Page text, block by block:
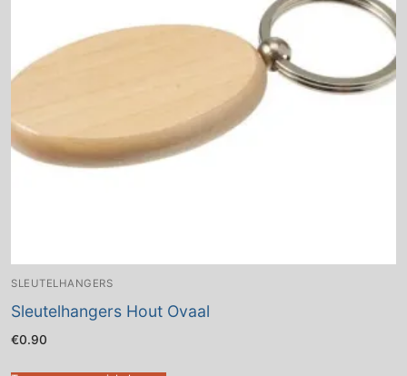
SLEUTELHANGERS
Sleutelhangers Hout Ovaal
€0.90